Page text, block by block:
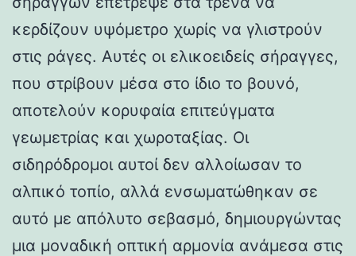
κερδίζουν υψόμετρο χωρίς να γλιστρούν
στις ράγες. Αυτές οι ελικοειδείς σήραγγες,
που στρίβουν μέσα στο ίδιο το βουνό,
αποτελούν κορυφαία επιτεύγματα
γεωμετρίας και χωροταξίας. Οι
σιδηρόδρομοι αυτοί δεν αλλοίωσαν το
αλπικό τοπίο, αλλά ενσωματώθηκαν σε
αυτό με απόλυτο σεβασμό, δημιουργώντας
μια μοναδική οπτική αρμονία ανάμεσα στις